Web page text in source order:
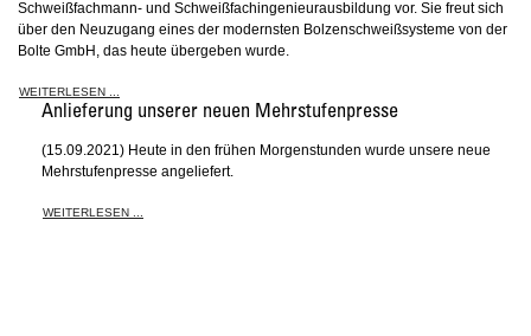
Schweißfachmann- und Schweißfachingenieurausbildung vor. Sie freut sich
über den Neuzugang eines der modernsten Bolzenschweißsysteme von der
Bolte GmbH, das heute übergeben wurde.
WEITERLESEN ...
Anlieferung unserer neuen Mehrstufenpresse
(15.09.2021) Heute in den frühen Morgenstunden wurde unsere neue
Mehrstufenpresse angeliefert.
WEITERLESEN ...